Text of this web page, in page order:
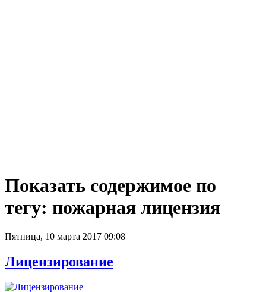
Показать содержимое по
тегу: пожарная лицензия
Пятница, 10 марта 2017 09:08
Лицензирование